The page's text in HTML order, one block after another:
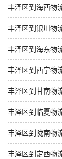
丰泽区到海西物
丰泽区到银川物
丰泽区到海东物
丰泽区到西宁物
丰泽区到甘南物
丰泽区到临夏物
丰泽区到陇南物
丰泽区到定西物